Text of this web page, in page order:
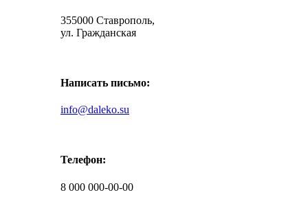
355000 Ставрополь,
ул. Гражданская
Написать письмо:
info@daleko.su
Телефон:
8 000 000-00-00